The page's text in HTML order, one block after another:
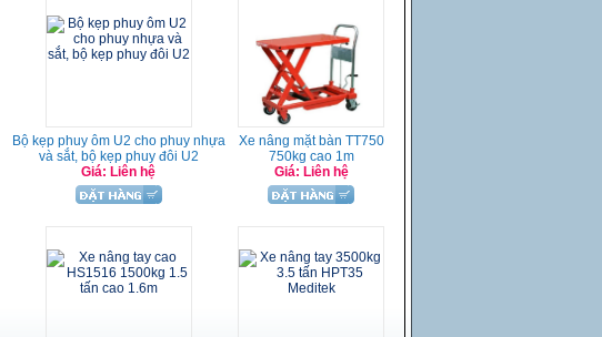
Bộ kẹp phuy ôm U2 cho phuy nhựa
và sắt, bộ kẹp phuy đôi U2
Giá: Liên hệ
Xe nâng mặt bàn TT750
750kg cao 1m
Giá: Liên hệ